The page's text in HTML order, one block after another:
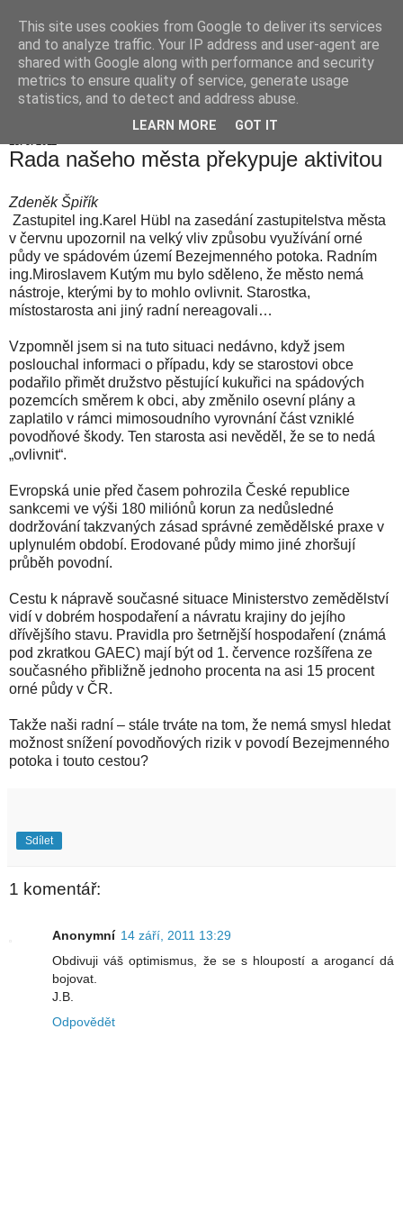
Hranické listy
Rada našeho města překypuje aktivitou
Zdeněk Špiřík
Zastupitel ing.Karel Hübl na zasedání zastupitelstva města
v červnu upozornil na velký vliv způsobu využívání orné
půdy ve spádovém území Bezejmenného potoka. Radním
ing.Miroslavem Kutým mu bylo sděleno, že město nemá
nástroje, kterými by to mohlo ovlivnit. Starostka,
místostarosta ani jiný radní nereagovali…
Vzpomněl jsem si na tuto situaci nedávno, když jsem
poslouchal informaci o případu, kdy se starostovi obce
podařilo přimět družstvo pěstující kukuřici na spádových
pozemcích směrem k obci, aby změnilo osevní plány a
zaplatilo v rámci mimosoudního vyrovnání část vzniklé
povodňové škody. Ten starosta asi nevěděl, že se to nedá
„ovlivnit“.
Evropská unie před časem pohrozila České republice
sankcemi ve výši 180 miliónů korun za nedůsledné
dodržování takzvaných zásad správné zemědělské praxe v
uplynulém období. Erodované půdy mimo jiné zhoršují
průběh povodní.
Cestu k nápravě současné situace Ministerstvo zemědělství
vidí v dobrém hospodaření a návratu krajiny do jejího
dřívějšího stavu. Pravidla pro šetrnější hospodaření (známá
pod zkratkou GAEC) mají být od 1. července rozšířena ze
současného přibližně jednoho procenta na asi 15 procent
orné půdy v ČR.
Takže naši radní – stále trváte na tom, že nemá smysl hledat
možnost snížení povodňových rizik v povodí Bezejmenného
potoka i touto cestou?
Sdílet
1 komentář:
Anonymní 14 září, 2011 13:29
Obdivuji váš optimismus, že se s hloupostí a arogancí dá
bojovat.
J.B.
Odpovědět
This site uses cookies from Google to deliver its services
and to analyze traffic. Your IP address and user-agent are
shared with Google along with performance and security
metrics to ensure quality of service, generate usage
statistics, and to detect and address abuse.
LEARN MORE GOT IT